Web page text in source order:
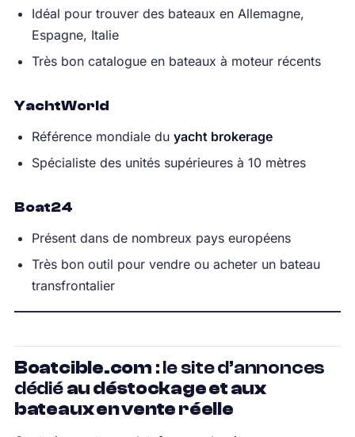
Idéal pour trouver des bateaux en Allemagne,
Espagne, Italie
Très bon catalogue en bateaux à moteur récents
YachtWorld
Référence mondiale du yacht brokerage
Spécialiste des unités supérieures à 10 mètres
Boat24
Présent dans de nombreux pays européens
Très bon outil pour vendre ou acheter un bateau
transfrontalier
Boatcible.com : le site d’annonces
dédiéau déstockage et aux
bateaux en vente réelle